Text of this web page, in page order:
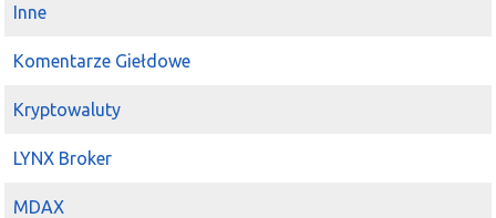
Inne
Komentarze Giełdowe
Kryptowaluty
LYNX Broker
MDAX